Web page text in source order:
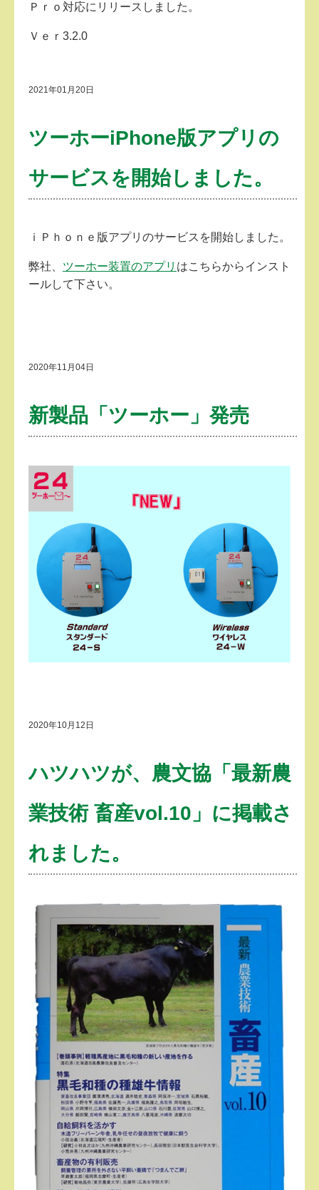
Ｐｒｏ対応にリリースしました。
Ｖｅｒ3.2.0
2021年01月20日
ツーホーiPhone版アプリの
サービスを開始しました。
ｉＰｈｏｎｅ版アプリのサービスを開始しました。
弊社、 ツーホー装置のアプリ はこちらからインスト
ールして下さい。
2020年11月04日
新製品「ツーホー」発売
2020年10月12日
ハツハツが、農文協「最新農
業技術 畜産vol.10」に掲載さ
れました。